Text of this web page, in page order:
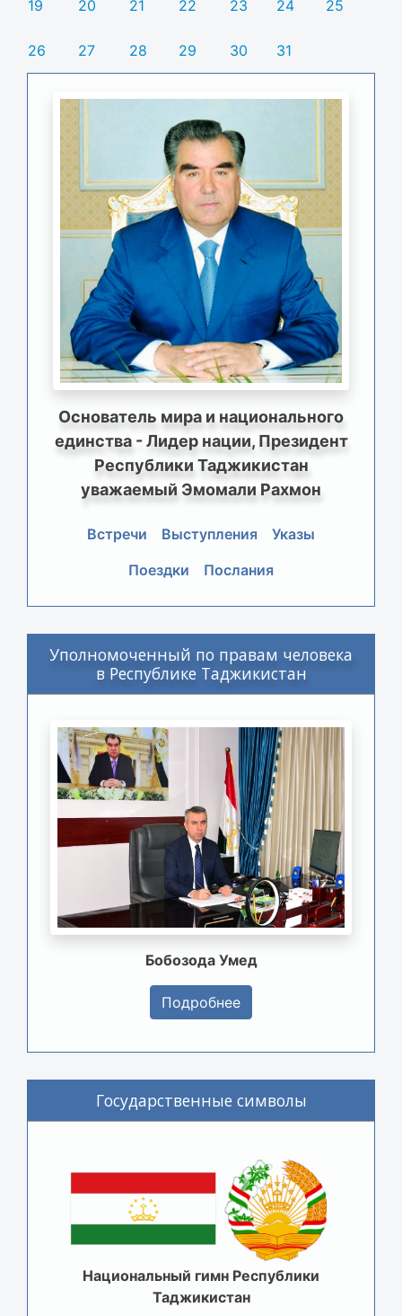
19 20 21 22 23 24 25
26 27 28 29 30 31
Основатель мира и национального
единства - Лидер нации, Президент
Республики Таджикистан
уважаемый Эмомали Рахмон
Встречи Выступления
Указы
Поездки
Послания
Уполномоченный по правам человека
в Республике Таджикистан
Бобозода Умед
Подробнее
Государственные символы
Национальный гимн Республики
Таджикистан